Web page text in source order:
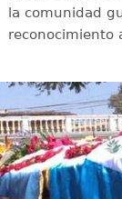
la comunidad
reconocimiento